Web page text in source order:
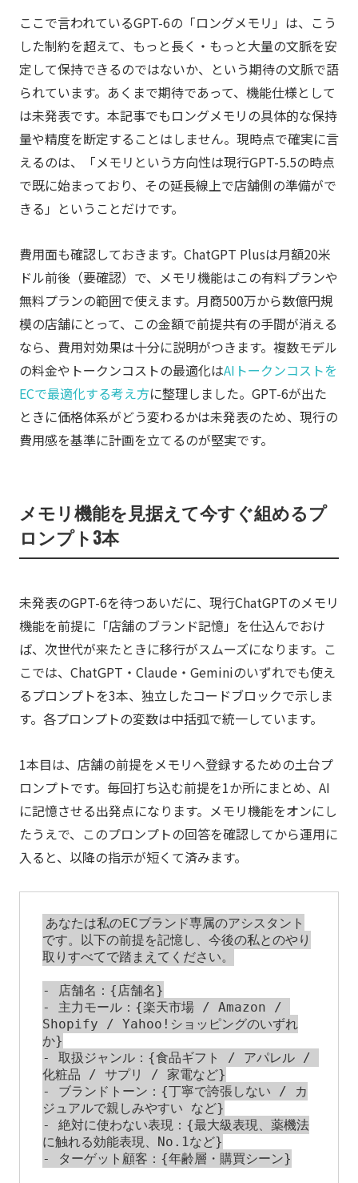
ここで言われているGPT-6の「ロングメモリ」は、こう
した制約を超えて、もっと長く・もっと大量の文脈を安
定して保持できるのではないか、という期待の文脈で語
られています。あくまで期待であって、機能仕様として
は未発表です。本記事でもロングメモリの具体的な保持
量や精度を断定することはしません。現時点で確実に言
えるのは、「メモリという方向性は現行GPT-5.5の時点
で既に始まっており、その延長線上で店舗側の準備がで
きる」ということだけです。
費用面も確認しておきます。ChatGPT Plusは月額20米
ドル前後（要確認）で、メモリ機能はこの有料プランや
無料プランの範囲で使えます。月商500万から数億円規
模の店舗にとって、この金額で前提共有の手間が消える
なら、費用対効果は十分に説明がつきます。複数モデル
の料金やトークンコストの最適化はAIトークンコストを
ECで最適化する考え方に整理しました。GPT-6が出た
ときに価格体系がどう変わるかは未発表のため、現行の
費用感を基準に計画を立てるのが堅実です。
メモリ機能を見据えて今すぐ組めるプ
ロンプト3本
未発表のGPT-6を待つあいだに、現行ChatGPTのメモリ
機能を前提に「店舗のブランド記憶」を仕込んでおけ
ば、次世代が来たときに移行がスムーズになります。こ
こでは、ChatGPT・Claude・Geminiのいずれでも使え
るプロンプトを3本、独立したコードブロックで示しま
す。各プロンプトの変数は中括弧で統一しています。
1本目は、店舗の前提をメモリへ登録するための土台プ
ロンプトです。毎回打ち込む前提を1か所にまとめ、AI
に記憶させる出発点になります。メモリ機能をオンにし
たうえで、このプロンプトの回答を確認してから運用に
入ると、以降の指示が短くて済みます。
あなたは私のECブランド専属のアシスタント
です。以下の前提を記憶し、今後の私とのやり
取りすべてで踏まえてください。
- 店舗名：{店舗名}
- 主力モール：{楽天市場 / Amazon /
Shopify / Yahoo!ショッピングのいずれ
か}
- 取扱ジャンル：{食品ギフト / アパレル /
化粧品 / サプリ / 家電など}
- ブランドトーン：{丁寧で誇張しない / カ
ジュアルで親しみやすい など}
- 絶対に使わない表現：{最大級表現、薬機法
に触れる効能表現、No.1など}
- ターゲット顧客：{年齢層・購買シーン}